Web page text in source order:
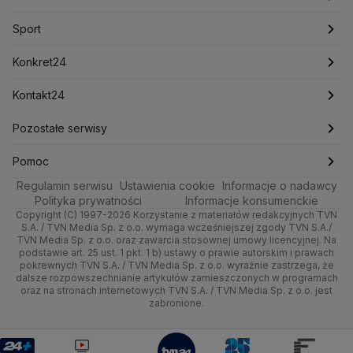
Mariusz Błaszczak
Mark Zuckerberg
Ministerstwo Aktywów Państwowych
Ministerstwo Infrastruktury
Ministerstwo Rolnictwa
Ministerstwo Rozwoju i Technologii
Ministerstwo Sportu i Turystyki
Ministerstwo Cyfryzacji
Ministerstwo Edukacji Narodowej
Ministerstwo Finansów
Ministerstwo Klimatu i Środowiska
Ministerstwo Nauki i Szkolnictwa Wyższego
Ministerstwo Rodziny, Pracy i Polityki Społecznej
Sport
Zdrowie
Technologia
Quizy
Tematy
Newslettery
Ludzie Faktów
Katowice
Kraków
Poznań
Trójmiasto
Kielce
Kujawsko-pomorskie
Lublin
Lubuskie
Opole
Notowania
Pieniądze
Nieruchomości
Rynki
Dla firm
Handel
Ze świata
Tech
Moto
Turystyka
Pogoda godzinowa
Pogoda długoterminowa
Pogoda na jutro
Pogoda na weekend
Najnowsze
Polska
Prognoza
Świat
Nauka
Sport
Piłka Nożna
Tenis
Kolarstwo
Skoki Narciarskie
Sporty zimowe
Lekkoatletyka
Siatkówka
F1
Konkret24
Najnowsze
Polska
Świat
Polityka
Zdrowie
Tech
Nauka
Kontakt24
Najnowsze
Gorące Tematy
Wyślij zgłoszenie
Pozostałe serwisy
TVN
Dzień Dobry TVN
Uwaga TVN
HGTV
TVN Turbo
Pomoc
Centrum pomocy
Test zgodności
Oglądaj na TV
Zrealizuj voucher
Regulamin serwisu Ustawienia cookie
Informacje o nadawcy
Polityka prywatności
Informacje konsumenckie
Copyright (C) 1997-2026 Korzystanie z materiałów redakcyjnych TVN
S.A. / TVN Media Sp. z o.o. wymaga wcześniejszej zgody TVN S.A./
TVN Media Sp. z o.o. oraz zawarcia stosownej umowy licencyjnej. Na
podstawie art. 25 ust. 1 pkt. 1 b) ustawy o prawie autorskim i prawach
pokrewnych TVN S.A. / TVN Media Sp. z o.o. wyraźnie zastrzega, że
dalsze rozpowszechnianie artykułów zamieszczonych w programach
oraz na stronach internetowych TVN S.A. / TVN Media Sp. z o.o. jest
zabronione.